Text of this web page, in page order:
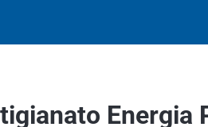
Energia